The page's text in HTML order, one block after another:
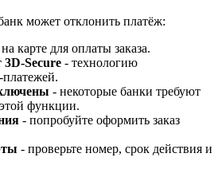
может отклонить платёж:
на карте для оплаты заказа.
Secure - технологию
- некоторые банки требуют
функции.
- попробуйте оформить заказ
- проверьте номер, срок действия и